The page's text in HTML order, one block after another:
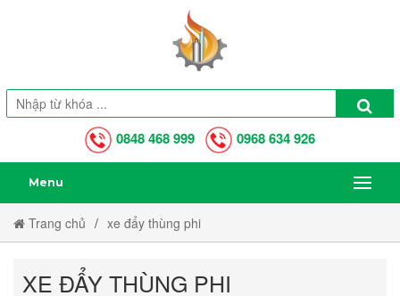
0848 468 999 0968 634 926
Menu
Trang chủ xe đẩy thùng phi
XE ĐẨY THÙNG PHI